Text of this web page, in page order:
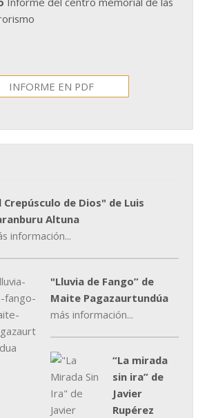
INFORME EN PDF
Crepúsculo de Dios" de Luis
Altuna
información...
"Lluvia de Fango” de
Maite Pagazaurtundúa
más información...
“La mirada
sin ira” de
Javier
Rupérez